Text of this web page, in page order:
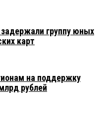
группу юных
карт
на поддержку
рублей